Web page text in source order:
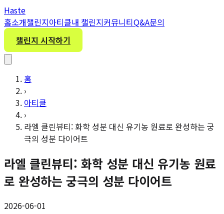
Haste
홈소개챌린지아티클내 챌린지커뮤니티Q&A문의
챌린지 시작하기
홈
›
아티클
›
라엘 클린뷰티: 화학 성분 대신 유기농 원료로 완성하는 궁
극의 성분 다이어트
라엘 클린뷰티: 화학 성분 대신 유기농 원료
로 완성하는 궁극의 성분 다이어트
2026-06-01